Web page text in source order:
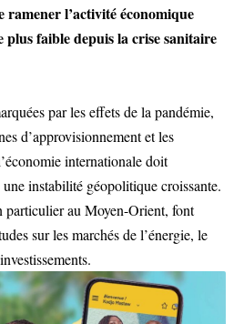
ramener l’activité économique
plus faible depuis la crise sanitaire
par les effets de la pandémie,
d’approvisionnement et les
internationale doit
instabilité géopolitique croissante.
au Moyen-Orient, font
sur les marchés de l’énergie, le